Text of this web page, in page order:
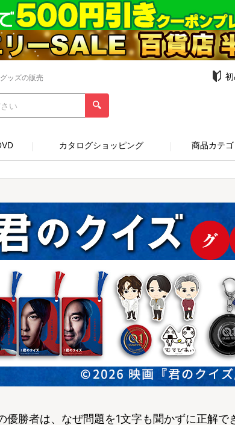
ッズの販売
カタログショッピング 商品カテ
優勝者は、なぜ問題を1文字も聞かずに正解で